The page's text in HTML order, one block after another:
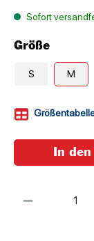
Sofort
Größe
S M
In